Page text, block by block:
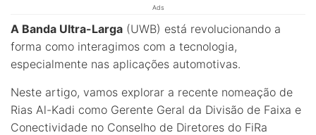
Ads
A Banda Ultra-Larga (UWB) está revolucionando a
forma como interagimos com a tecnologia,
especialmente nas aplicações automotivas.
Neste artigo, vamos explorar a recente nomeação de
Rias Al-Kadi como Gerente Geral da Divisão de Faixa e
Conectividade no Conselho de Diretores do FiRa